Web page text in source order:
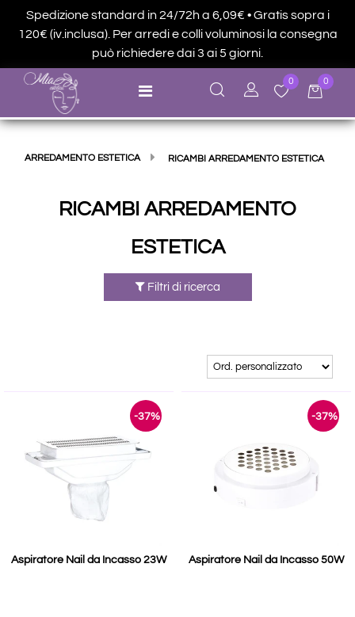
Spedizione standard in 24/72h a 6,09€ • Gratis sopra i
120€ (iv.inclusa). Per arredi e colli voluminosi la consegna
può richiedere dai 3 ai 5 giorni.
Open menu
0 0
ARREDAMENTO ESTETICA RICAMBI ARREDAMENTO ESTETICA
RICAMBI ARREDAMENTO
ESTETICA
Filtri di ricerca
-37%
Aspiratore Nail da Incasso 23W
-37%
Aspiratore Nail da Incasso 50W